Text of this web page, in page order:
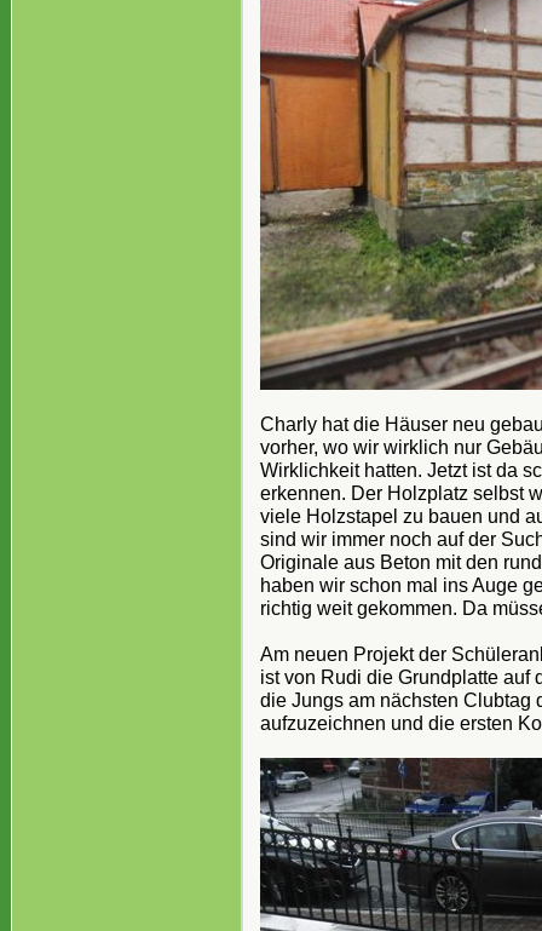
Charly hat die Häuser neu
vorher, wo wir wirklich nur
Wirklichkeit hatten. Jetzt ist da
erkennen. Der Holzplatz selbst
viele Holzstapel zu bauen und
sind wir immer noch auf der
Originale aus Beton mit den
haben wir schon mal ins Auge
richtig weit gekommen. Da
Am neuen Projekt der
ist von Rudi die Grundplatte auf
die Jungs am nächsten Clubtag
aufzuzeichnen und die ersten